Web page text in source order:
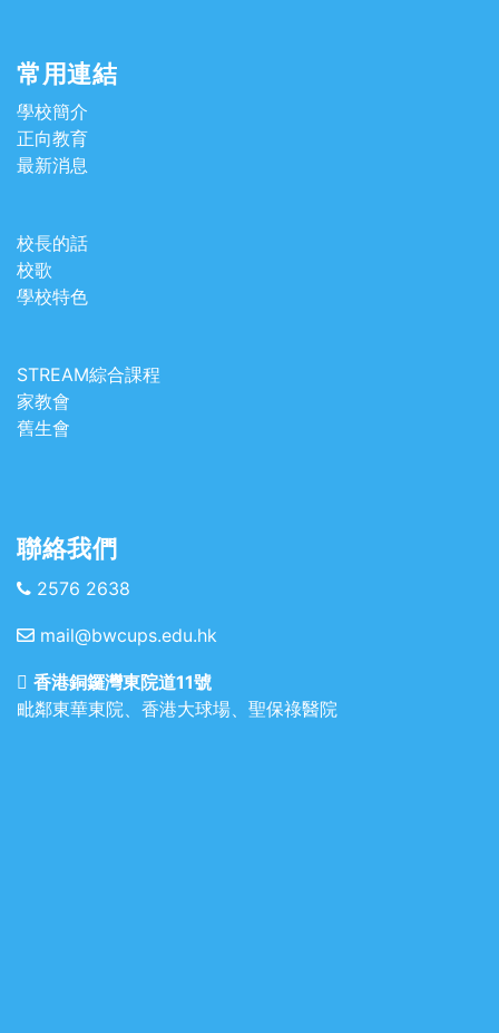
常用連結
學校簡介
正向教育
最新消息
校長的話
校歌
學校特色
STREAM綜合課程
家教會
舊生會
聯絡我們
2576 2638
mail@bwcups.edu.hk
香港銅鑼灣東院道11號
毗鄰東華東院、香港大球場、聖保祿醫院